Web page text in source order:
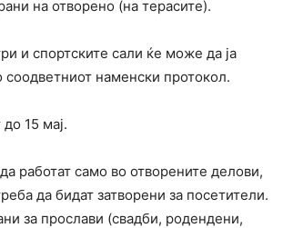
на отворено (на терасите).
и спортските сали ќе може да ја
соодветниот наменски протокол.
15 мај.
работат само во отворените делови,
да бидат затворени за посетители.
за прослави (свадби, родендени,